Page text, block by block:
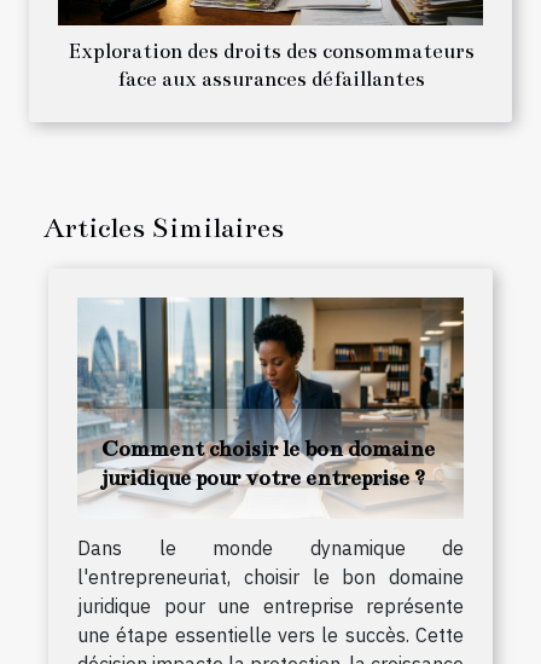
Exploration des droits des consommateurs
face aux assurances défaillantes
Articles Similaires
Comment choisir le bon domaine
juridique pour votre entreprise ?
Dans le monde dynamique de
l'entrepreneuriat, choisir le bon domaine
juridique pour une entreprise représente
une étape essentielle vers le succès. Cette